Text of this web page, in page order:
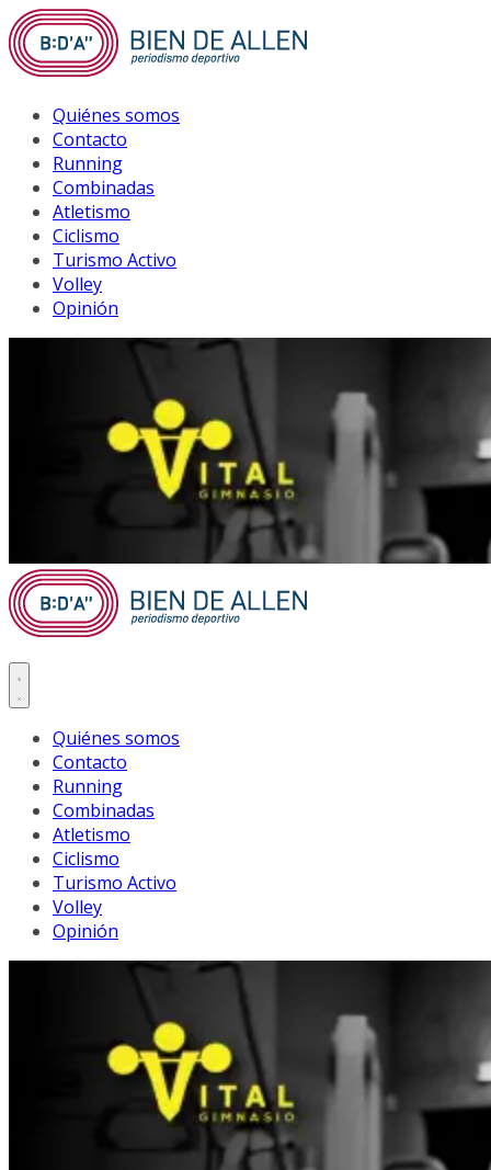
Saltar
al
contenido
Quiénes somos
Contacto
Running
Combinadas
Atletismo
Ciclismo
Turismo Activo
Volley
Opinión
Quiénes somos
Contacto
Running
Combinadas
Atletismo
Ciclismo
Turismo Activo
Volley
Opinión